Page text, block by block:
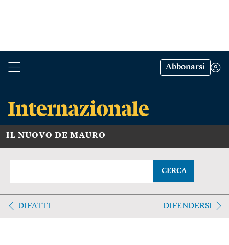
Abbonarsi
IL NUOVO DE MAURO
CERCA
DIFATTI DIFENDERSI